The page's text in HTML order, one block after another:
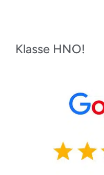
Klasse HNO!